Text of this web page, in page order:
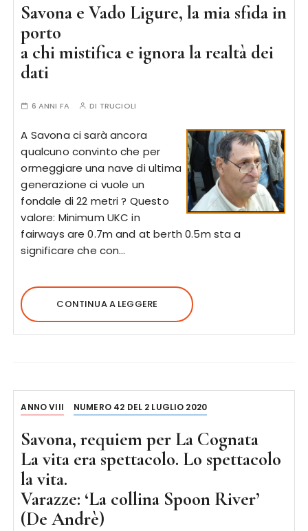
Savona e Vado Ligure, la mia sfida in
porto
a chi mistifica e ignora la realtà dei
dati
6 ANNI FA DI TRUCIOLI
A Savona ci sarà ancora
qualcuno convinto che per
ormeggiare una nave di ultima
generazione ci vuole un
fondale di 22 metri ? Questo
valore: Minimum UKC in
fairways are 0.7m and at berth 0.5m sta a
significare che con…
CONTINUA A LEGGERE
ANNO VIII NUMERO 42 DEL 2 LUGLIO 2020
Savona, requiem per La Cognata
La vita era spettacolo. Lo spettacolo
la vita.
Varazze: ‘La collina Spoon River’
(De Andrè)